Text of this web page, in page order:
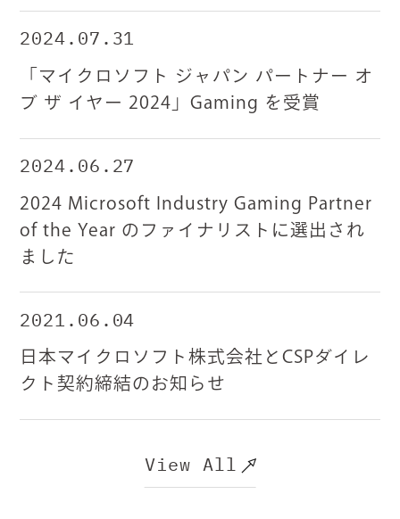
2024.07.31
「マイクロソフト ジャパン パートナー オ
ブ ザ イヤー 2024」Gaming を受賞
2024.06.27
2024 Microsoft Industry Gaming Partner
of the Year のファイナリストに選出され
ました
2021.06.04
日本マイクロソフト株式会社とCSPダイレ
クト契約締結のお知らせ
View All